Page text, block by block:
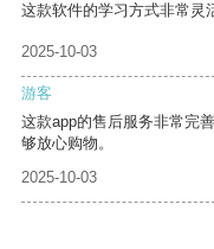
这款软件的学习方式非常灵
2025-10-03
游客
这款app的售后服务非常完
够放心购物。
2025-10-03